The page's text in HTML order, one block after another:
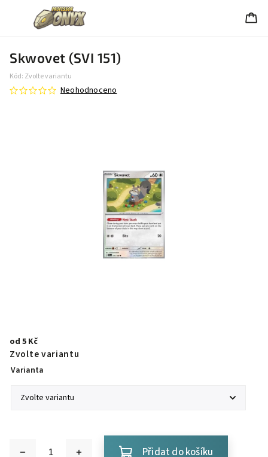
Skwovet (SVI 151)
Kód: Zvolte variantu
Neohodnoceno
od 5 Kč
Zvolte variantu
Varianta
Přidat do košíku